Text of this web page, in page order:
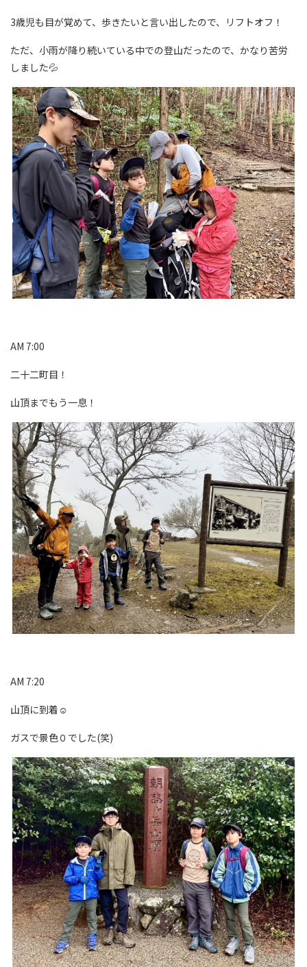
3歳児も目が覚めて、歩きたいと言い出したので、リフトオフ！
ただ、小雨が降り続いている中での登山だったので、かなり苦労
しました💦
AM 7:00
二十二町目！
山頂までもう一息！
AM 7:20
山頂に到着☺
ガスで景色０でした(笑)